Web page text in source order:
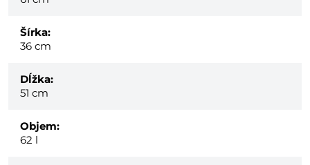
Šírka:
36 cm
Dĺžka:
51 cm
Objem:
62 l